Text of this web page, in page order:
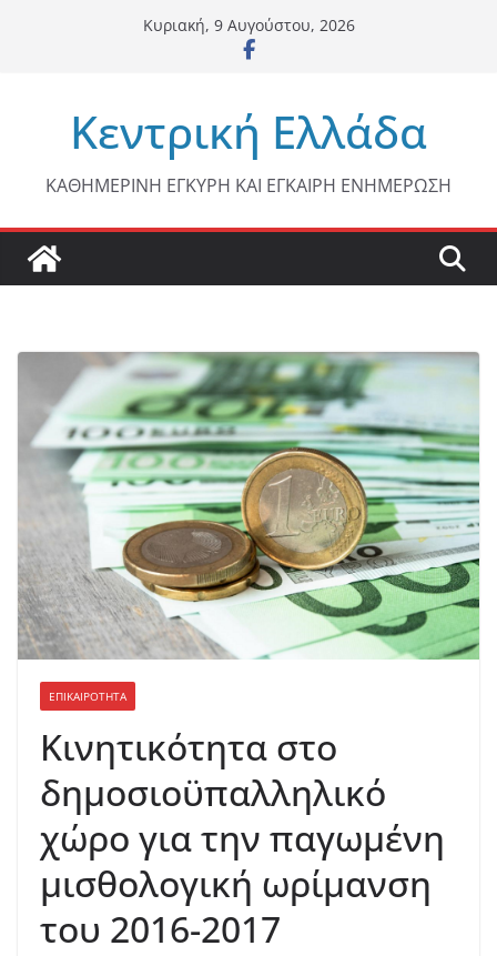
Κυριακή, 9 Αυγούστου, 2026
Κεντρική Ελλάδα
ΚΑΘΗΜΕΡΙΝΗ ΕΓΚΥΡΗ ΚΑΙ ΕΓΚΑΙΡΗ ΕΝΗΜΕΡΩΣΗ
ΕΠΙΚΑΙΡΟΤΗΤΑ
Κινητικότητα στο
δημοσιοϋπαλληλικό
χώρο για την παγωμένη
μισθολογική ωρίμανση
του 2016-2017